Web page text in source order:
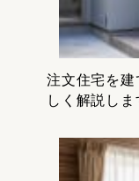
注文住宅を
しく解説しま